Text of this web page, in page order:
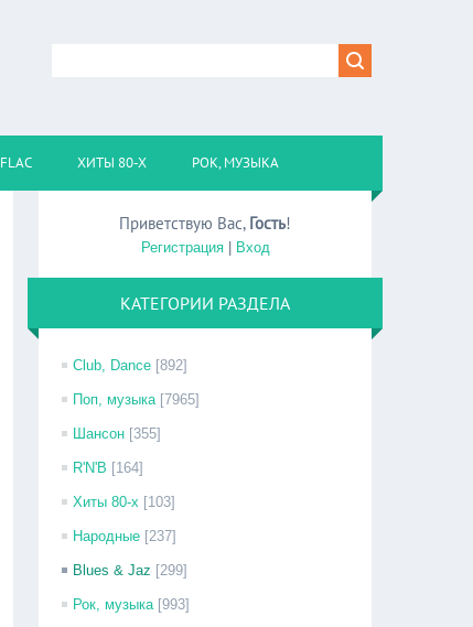
FLAC ХИТЫ 80-Х РОК, МУЗЫКА
Приветствую Вас, Гость!
Регистрация| Вход
КАТЕГОРИИ РАЗДЕЛА
Club, Dance [892]
Поп, музыка [7965]
Шансон [355]
R'N'B [164]
Хиты 80-х [103]
Народные [237]
Blues & Jaz [299]
Рок, музыка [993]